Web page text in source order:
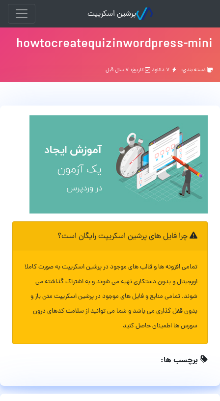
پرشین اسکریپت
howtocreatequizinwordpress-mini
دسته بندی: | تاریخ: ۷ سال قبل
چرا فایل های پرشین اسکریپت رایگان است؟
تمامی افزونه ها و قالب های موجود در پرشین اسکریپت به صورت کاملا
اورجینال و بدون دستکاری تهیه می شوند و به اشتراک گذاشته می
شوند. تمامی منابع و فایل های موجود در پرشین اسکریپت متن باز و
بدون قفل گذاری می باشد و شما می توانید از سلامت کدهای درون
سورس ها اطمینان حاصل کنید
برچسب ها: